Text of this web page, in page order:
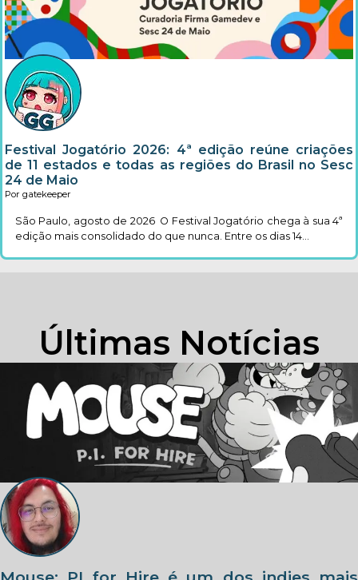
Festival Jogatório 2026: 4ª edição reúne criações
de 11 estados e todas as regiões do Brasil no Sesc
24 de Maio
Por gatekeeper
São Paulo, agosto de 2026 O Festival Jogatório chega à sua 4ª
edição mais consolidado do que nunca. Entre os dias 14...
Últimas Notícias